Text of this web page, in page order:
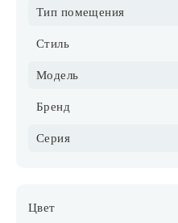
Тип помещения
Стиль
Модель
Бренд
Серия
Цвет